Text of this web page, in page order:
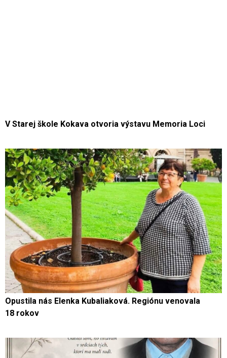
V Starej škole Kokava otvoria výstavu Memoria Loci
Opustila nás Elenka Kubaliaková. Regiónu venovala
18 rokov